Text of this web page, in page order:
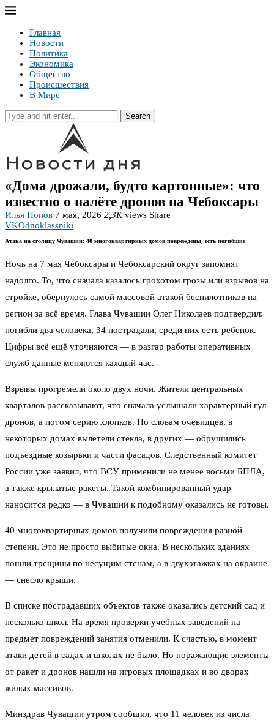
Главная
Новости
Политика
Экономика
Общество
Происшествия
В Мире
Search
«Дома дрожали, будто картонные»: что
известно о налёте дронов на Чебоксары
Илья Попов 7 мая, 2026 2,3Kviews Share
VKOdnoklassniki
Атака на столицу Чувашии: 40 многоквартирных домов повреждены, есть погибшие
Ночь на 7 мая Чебоксары и Чебоксарский округ запомнят
надолго. То, что сначала казалось грохотом грозы или взрывов на
стройке, обернулось самой массовой атакой беспилотников на
регион за всё время. Глава Чувашии Олег Николаев подтвердил:
погибли два человека, 34 пострадали, среди них есть ребенок.
Цифры всё ещё уточняются — в разгар работы оперативных
служб данные меняются каждый час.
Взрывы прогремели около двух ночи. Жители центральных
кварталов рассказывают, что сначала услышали характерный гул
дронов, а потом серию хлопков. По словам очевидцев, в
некоторых домах вылетели стёкла, в других — обрушились
подъездные козырьки и части фасадов. Следственный комитет
России уже заявил, что ВСУ применили не менее восьми БПЛА,
а также крылатые ракеты. Такой комбинированный удар
наносится редко — в Чувашии к подобному оказались не готовы.
40 многоквартирных домов получили повреждения разной
степени. Это не просто выбитые окна. В нескольких зданиях
пошли трещины по несущим стенам, а в двухэтажках на окраине
— снесло крыши.
В списке пострадавших объектов также оказались детский сад и
несколько школ. На время проверки учебных заведений на
предмет повреждений занятия отменили. К счастью, в момент
атаки детей в садах и школах не было. Но поражающие элементы
от ракет и дронов нашли на игровых площадках и во дворах
жилых массивов.
Минздрав Чувашии утром сообщил, что 11 человек из числа